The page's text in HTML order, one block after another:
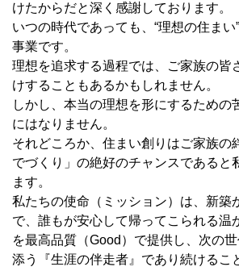
けたからだと深く感謝しております。
いつの時代であっても、“理想の住まい
事業です。
理想を追求する過程では、ご家族の皆
けすることもあるかもしれません。
しかし、本当の理想を形にするための
にはなりません。
それどころか、住まい創りはご家族の
でづくり」の絶好のチャンスであると
ます。
私たちの使命（ミッション）は、新築
で、誰もが安心して帰ってこられる温
を最高品質（Good）で提供し、次の
添う『生涯の伴走者』であり続けるこ